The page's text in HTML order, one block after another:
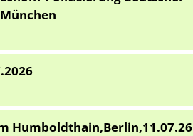
Humboldthain,Berlin,11.07.26